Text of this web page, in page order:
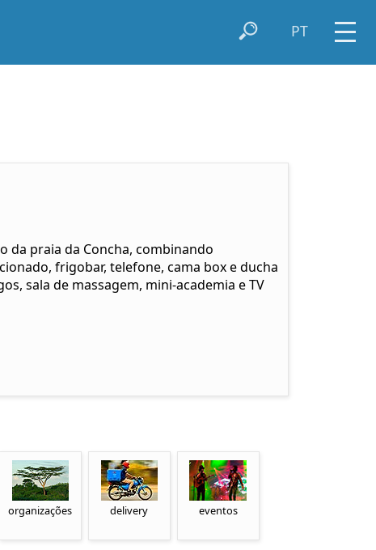
PT
da praia da Concha, combinando
frigobar, telefone, cama box e ducha
sala de massagem, mini-academia e TV
organizações delivery eventos